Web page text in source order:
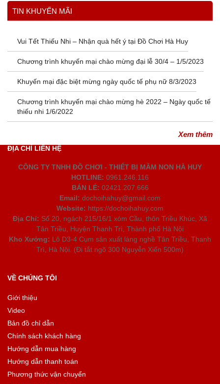
Xem thêm
TIN KHUYẾN MÃI
Vui Tết Thiếu Nhi – Nhận quà hết ý tại Đồ Chơi Hà Huy
Chương trình khuyến mại chào mừng đại lễ 30/4 – 1/5/2023
Khuyến mại đặc biệt mừng ngày quốc tế phụ nữ 8/3/2023
Chương trình khuyến mại chào mừng hè 2022 – Ngày quốc tế
thiếu nhi 1/6/2022
Xem thêm
ĐỊA CHỈ LIÊN HỆ
CÔNG TY TNHH ĐỒ CHƠI - THIẾT BỊ MẦM NON HÀ HUY
HOTLINE: 0961.246.116
BÁN LẺ: 02421.207.666
Email: dochoihahuy@gmail.com
Website: https://dochoihahuy.com
Địa Chỉ: Số 20, ngách 215/16/1 xóm Cầu, thôn Triều Khúc, Xã
Tân Triều, Huyện Thanh Trì, Thành phố Hà Nội
Kho Xưởng: Lô D3-4 Cụm sản xuất làng nghề Tân Triều, Thanh
Trì, Hà Nội. (Đi tắt ngõ 300 Nguyễn Xiển 500m)
VỀ CHÚNG TÔI
Giới thiệu
Video
Bản đồ chỉ dẫn
Chính sách khách hàng
Hướng dẫn mua hàng
Hướng dẫn thanh toán
Phương thức vận chuyển